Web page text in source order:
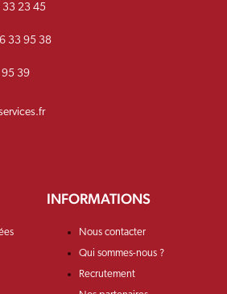
33 23 45
33 95 38
95 39
INFORMATIONS
Nous contacter
Qui sommes-nous ?
Recrutement